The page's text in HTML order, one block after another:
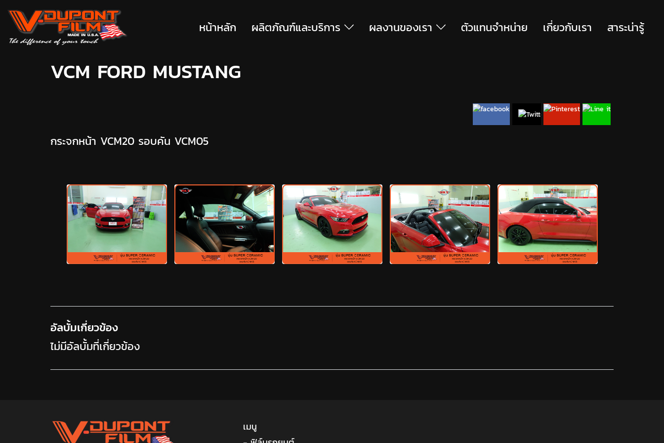
หน้าหลัก ผลิตภัณฑ์และบริการ ผลงานของเรา ตัวแทนจำหน่าย เกี่ยวกับเรา สาระน่ารู้
VCM FORD MUSTANG
กระจกหน้า VCM20 รอบคัน VCM05
อัลบั้มเกี่ยวข้อง
ไม่มีอัลบั้มที่เกี่ยวข้อง
เมนู